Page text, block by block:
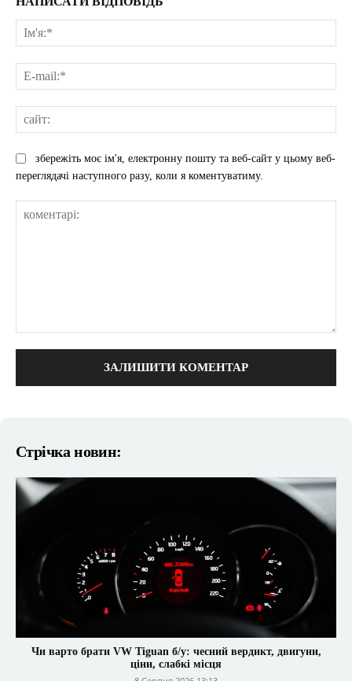
збережіть моє ім'я, електронну пошту та веб-сайт у цьому веб-
переглядачі наступного разу, коли я коментуватиму.
Стрічка новин:
Чи варто брати VW Tiguan б/у: чесний вердикт, двигуни,
ціни, слабкі місця